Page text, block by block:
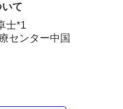
て
士*1
センター中国